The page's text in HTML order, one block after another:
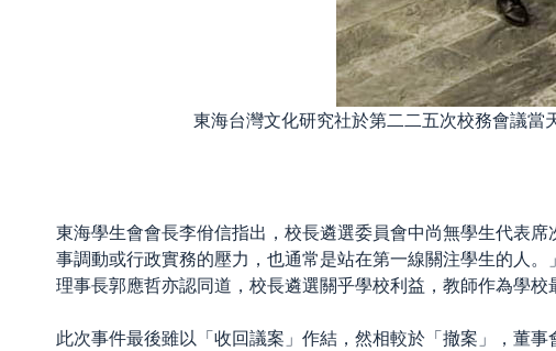
東海台灣文化研究社於第二二五次校務會議
東海學生會會長李佾信指出，校長遴選委員會中尚無學生代表
事調動或行政實務的壓力，也通常是站在第一線關注學生的人
理事長郭應哲亦認同道，校長遴選關乎學校利益，教師作為學校
此次事件最後雖以「收回議案」作結，然相較於「撤案」，董